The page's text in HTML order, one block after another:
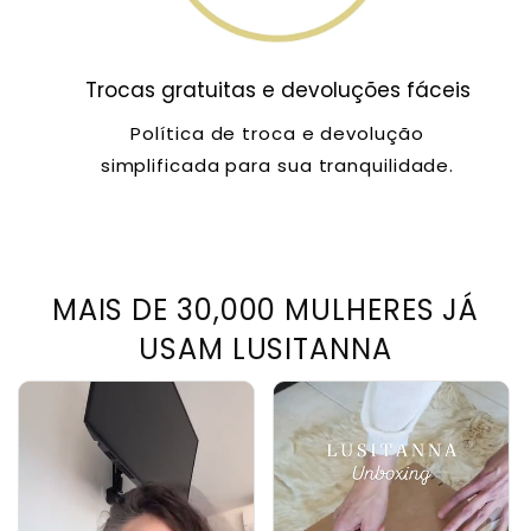
Trocas gratuitas e devoluções fáceis
Política de troca e devolução
simplificada para sua tranquilidade.
MAIS DE 30,000 MULHERES JÁ
USAM LUSITANNA